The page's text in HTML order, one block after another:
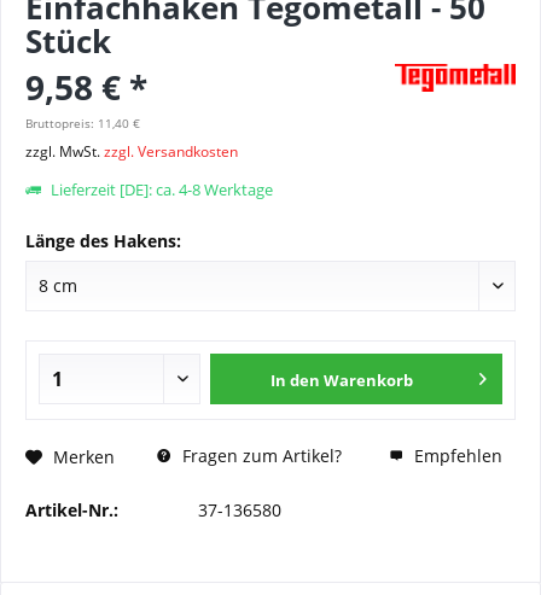
Stück
9,58 € *
Bruttopreis: 11,40 €
zzgl. MwSt.zzgl. Versandkosten
Lieferzeit [DE]: ca. 4-8 Werktage
Länge des Hakens:
In den Warenkorb
Merken Fragen zum Artikel? Empfehlen
Artikel-Nr.: 37-136580